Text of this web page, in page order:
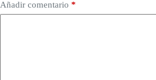
Añadir comentario *